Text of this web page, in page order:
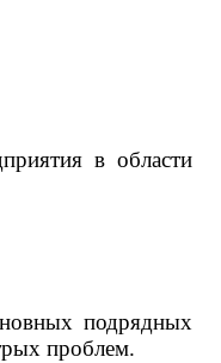
в области
подрядных
проблем.